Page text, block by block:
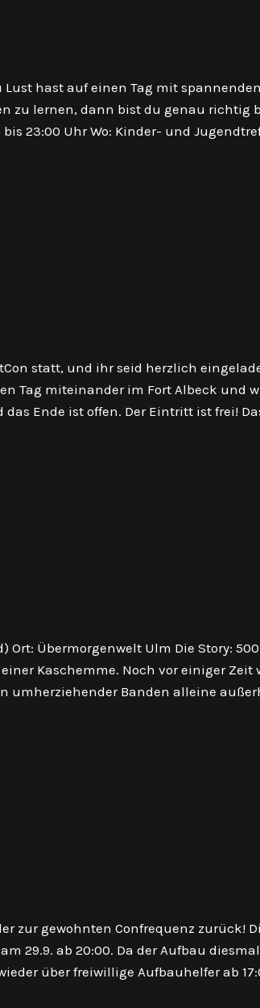
Lust hast auf einen Tag mit
zu lernen, dann bist du genau richtig
bis 23:00 Uhr Wo: Kinder- und
statt, und ihr seid herzlich
Tag miteinander im Fort Albeck und
Ende ist offen. Der Eintritt ist frei!
Ort: Übermorgenwelt Ulm Die Story:
Kaschemme. Noch vor einiger Zeit
umherziehender Banden alleine
zur gewohnten Confrequenz zurück!
29.9. ab 20:00. Da der Aufbau diesmal
über freiwillige Aufbauhelfer ab